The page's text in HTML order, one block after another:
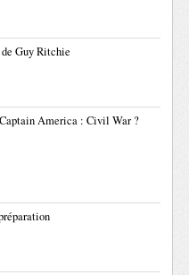
Guy Ritchie
America : Civil War ?